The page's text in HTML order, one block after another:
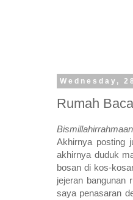
Wednesday,
Rumah
Akhirnya posting
akhirnya duduk
bosan di kos-
jejeran bangunan
saya penasaran